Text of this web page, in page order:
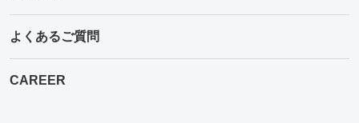
よくあるご質問
CAREER